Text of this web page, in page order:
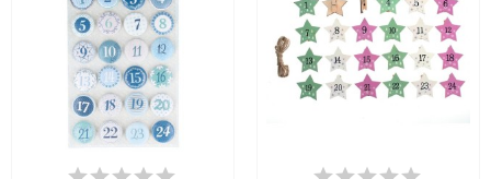
EN STOCK EN STOCK